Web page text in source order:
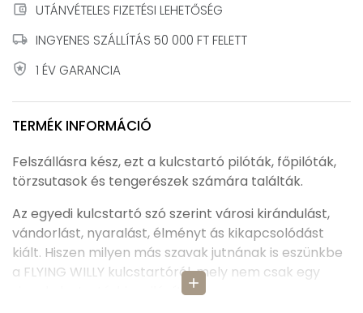
account_balance_wallet UTÁNVÉTELES FIZETÉSI LEHETŐSÉG
local_shipping INGYENES SZÁLLÍTÁS 50 000 FT FELETT
local_police 1 ÉV GARANCIA
TERMÉK INFORMÁCIÓ
add
Felszállásra kész, ezt a kulcstartó pilóták, főpilóták,
törzsutasok és tengerészek számára találták.
Az egyedi kulcstartó szó szerint városi kirándulást,
vándorlást, nyaralást, élményt ás kikapcsolódást
kiált. Hiszen milyen más szavak jutnának is eszünkbe
a FLYING WILLY kulcstartóról, mely nem csak egy
sima kulcstartó, hisz világít is.